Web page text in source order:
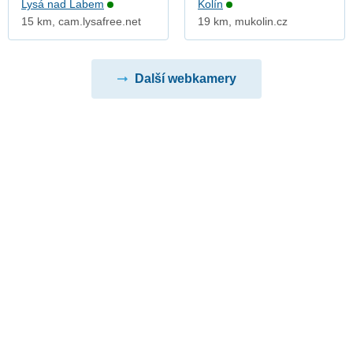
Lysá nad Labem
15 km, cam.lysafree.net
Kolín
19 km, mukolin.cz
Další webkamery